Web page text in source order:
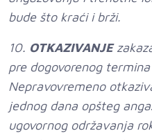
bude što kraći i brži.
10. OTKAZIVANJE
pre dogovorenog
Nepravovremeno
jednog dana opšteg
ugovornog održavanja